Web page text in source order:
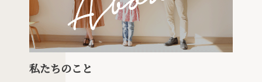
私たちのこと